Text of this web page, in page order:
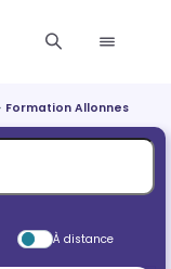
Formation Allonnes
À distance